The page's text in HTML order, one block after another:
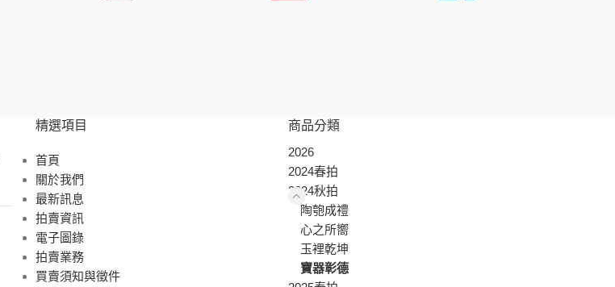
精選項目
首頁
關於我們
最新訊息
拍賣資訊
電子圖錄
拍賣業務
買賣須知與徵件
商品分類
2026
2024春拍
2024秋拍
陶匏成禮
心之所嚮
玉裡乾坤
寶器彰德